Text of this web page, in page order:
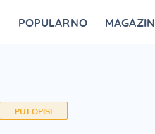
POPULARNO MAGAZIN
PUTOPISI